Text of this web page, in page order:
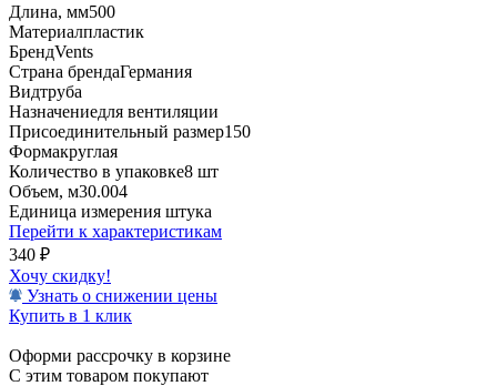
Длина, мм500
Материалпластик
БрендVents
Страна брендаГермания
Видтруба
Назначениедля вентиляции
Присоединительный размер150
Формакруглая
Количество в упаковке8 шт
Объем, м30.004
Единица измерения штука
Перейти к характеристикам
340 ₽
Хочу скидку!
Узнать о снижении цены
Купить в 1 клик
Оформи рассрочку в корзине
С этим товаром покупают